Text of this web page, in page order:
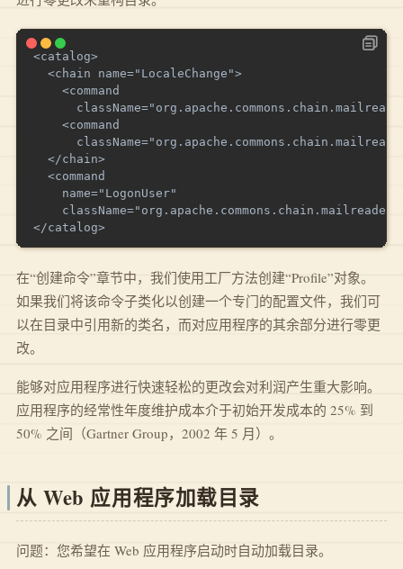
<catalog>
  <chain name="LocaleChange">
    <command
    <command
  </chain>
  <command
    name="LogonUser"
在“创建命令”章节中，我们使用工厂方法创建“Profile”对象。
如果我们将该命令子类化以创建一个专门的配置文件，我们可
以在目录中引用新的类名，而对应用程序的其余部分进行零更
改。
能够对应用程序进行快速轻松的更改会对利润产生重大影响。
应用程序的经常性年度维护成本介于初始开发成本的 25% 到
50% 之间（Gartner Group，2002 年 5 月）。
从 Web 应用程序加载目录
问题：您希望在 Web 应用程序启动时自动加载目录。